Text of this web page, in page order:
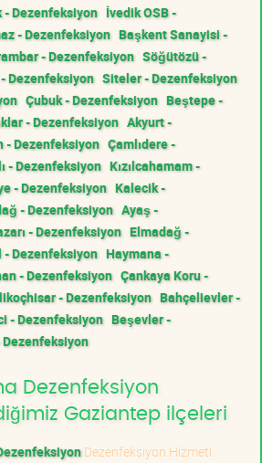
- Dezenfeksiyon İvedik OSB -
- Dezenfeksiyon Başkent Sanayisi -
- Dezenfeksiyon Söğütözü -
Dezenfeksiyon Siteler - Dezenfeksiyon
Çubuk - Dezenfeksiyon Beştepe -
- Dezenfeksiyon Akyurt -
- Dezenfeksiyon Çamlıdere -
- Dezenfeksiyon Kızılcahamam -
- Dezenfeksiyon Kalecik -
- Dezenfeksiyon Ayaş -
- Dezenfeksiyon Elmadağ -
- Dezenfeksiyon Haymana -
- Dezenfeksiyon Çankaya Koru -
- Dezenfeksiyon Bahçelievler -
- Dezenfeksiyon Beşevler -
Dezenfeksiyon
Gaziantep ilçeleri
Dezenfeksiyon Hizmeti